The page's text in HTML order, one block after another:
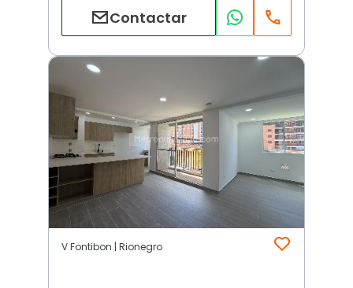
Contactar
V Fontibon | Rionegro